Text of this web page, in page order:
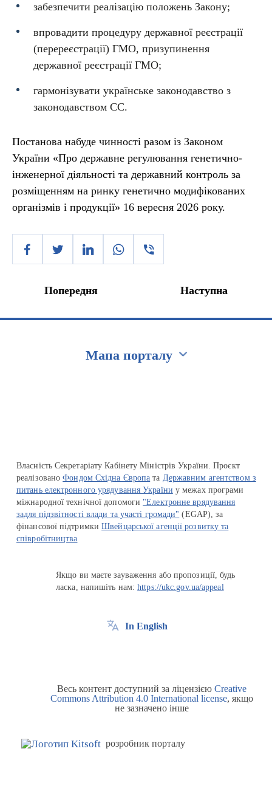
забезпечити реалізацію положень Закону;
впровадити процедуру державної реєстрації
(перереєстрації) ГМО, призупинення
державної реєстрації ГМО;
гармонізувати українське законодавство з
законодавством CC.
Постанова набуде чинності разом із Законом
України «Про державне регулювання генетично-
інженерної діяльності та державний контроль за
розміщенням на ринку генетично модифікованих
організмів i продукції» 16 вересня 2026 року.
Попередня Наступна
Мапа порталу
Власність Секретаріату Кабінету Міністрів України. Проєкт
реалізованоФондом Східна Європа та Державним агентством з
питань електронного урядування України у межах програми
міжнародної технічної допомоги "Електронне врядування
задля підзвітності влади та участі громади" (EGAP), за
фінансової підтримкиШвейцарської агенції розвитку та
співробітництва
Якщо ви маєте зауваження або пропозиції, будь
ласка, напишіть нам:https://ukc.gov.ua/appeal
In English
Весь контент доступний за ліцензією Creative
Commons Attribution 4.0 International license, якщо
не зазначено інше
розробник порталу